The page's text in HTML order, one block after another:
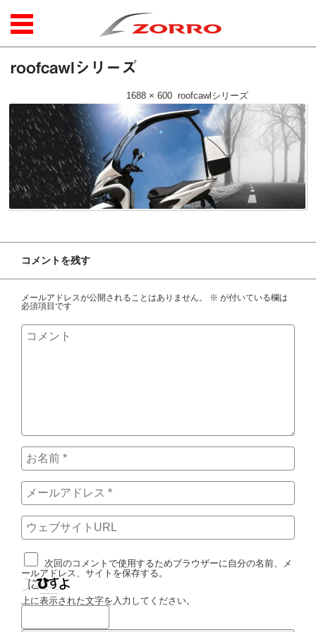
コンテンツに移動
roofcawlシリーズ
1688 × 600 roofcawlシリーズ
コメントを残す
メールアドレスが公開されることはありません。 ※ が付いている欄は
必須項目です
次回のコメントで使用するためブラウザーに自分の名前、メ
ールアドレス、サイトを保存する。
上に表示された文字を入力してください。